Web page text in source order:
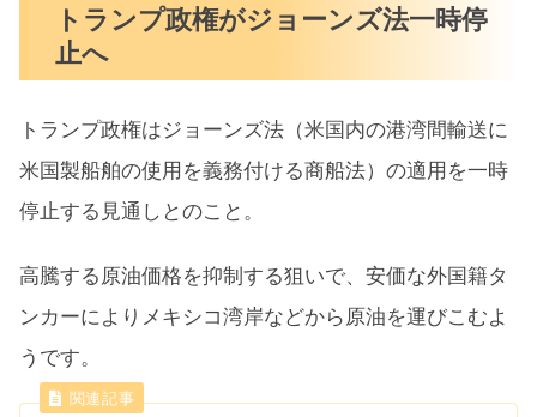
トランプ政権がジョーンズ法一時停
止へ
トランプ政権はジョーンズ法（米国内の港湾間輸送に
米国製船舶の使用を義務付ける商船法）の適用を一時
停止する見通しとのこと。
高騰する原油価格を抑制する狙いで、安価な外国籍タ
ンカーによりメキシコ湾岸などから原油を運びこむよ
うです。